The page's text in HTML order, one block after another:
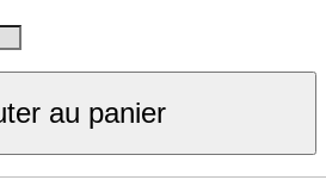
au panier